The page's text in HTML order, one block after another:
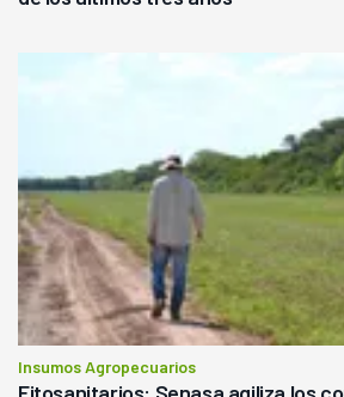
Insumos Agropecuarios